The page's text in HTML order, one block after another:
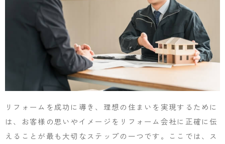
リフォームを成功に導き、理想の住まいを実現するために
は、お客様の思いやイメージをリフォーム会社に正確に伝
えることが最も大切なステップの一つです。ここでは、ス